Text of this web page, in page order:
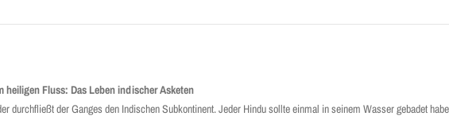
heiligen Fluss: Das Leben indischer Asketen
durchfließt der Ganges den Indischen Subkontinent. Jeder Hindu sollte einmal in seinem Wasser gebadet